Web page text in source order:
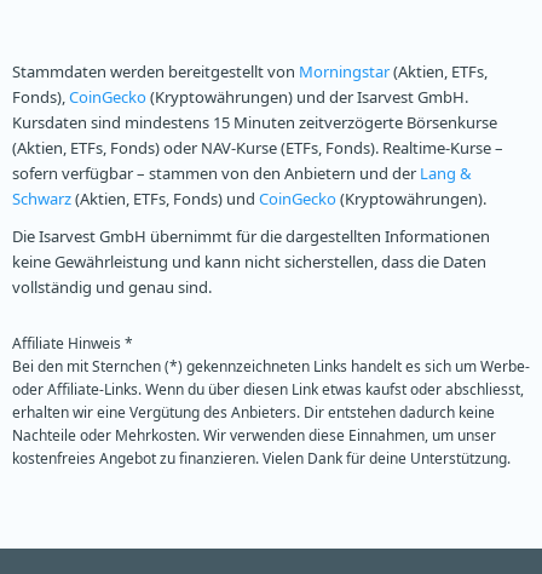
Stammdaten werden bereitgestellt von Morningstar(Aktien, ETFs,
Fonds),CoinGecko(Kryptowährungen) und der Isarvest GmbH.
Kursdaten sind mindestens 15 Minuten zeitverzögerte Börsenkurse
(Aktien, ETFs, Fonds) oder NAV-Kurse (ETFs, Fonds). Realtime-Kurse –
sofern verfügbar – stammen von den Anbietern und der Lang &
Schwarz(Aktien, ETFs, Fonds) und CoinGecko(Kryptowährungen).
Die Isarvest GmbH übernimmt für die dargestellten Informationen
keine Gewährleistung und kann nicht sicherstellen, dass die Daten
vollständig und genau sind.
Affiliate Hinweis *
Bei den mit Sternchen (*) gekennzeichneten Links handelt es sich um Werbe-
oder Affiliate-Links. Wenn du über diesen Link etwas kaufst oder abschliesst,
erhalten wir eine Vergütung des Anbieters. Dir entstehen dadurch keine
Nachteile oder Mehrkosten. Wir verwenden diese Einnahmen, um unser
kostenfreies Angebot zu finanzieren. Vielen Dank für deine Unterstützung.